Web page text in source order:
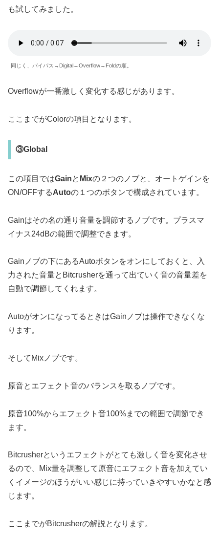
も試してみました。
同じく、バイパス→Digital→Overflow→Foldの順。
Overflowが一番激しく変化する感じがあります。
ここまでがColorの項目となります。
③Global
この項目ではGainと Mixの２つのノブと、オートゲインを
ON/OFFするAutoの１つのボタンで構成されています。
Gainはその名の通り音量を調節するノブです。プラスマ
イナス24dBの範囲で調整できます。
Gainノブの下にあるAutoボタンをオンにしておくと、入
力された音量とBitcrusherを通って出ていく音の音量差を
自動で調節してくれます。
AutoがオンになってるときはGainノブは操作できなくな
ります。
そしてMixノブです。
原音とエフェクト音のバランスを取るノブです。
原音100%からエフェクト音100%までの範囲で調節でき
ます。
Bitcrusherというエフェクトがとても激しく音を変化させ
るので、Mix量を調整して原音にエフェクト音を加えてい
くイメージのほうがいい感じに持っていきやすいかなと感
じます。
ここまでがBitcrusherの解説となります。